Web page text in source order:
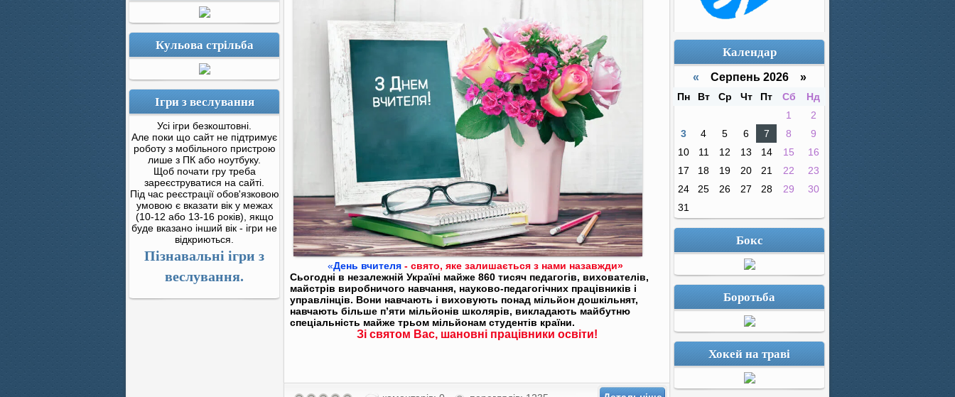
Кульова стрільба
Ігри з веслування
Усі ігри безкоштовні.
Але поки що сайт не підтримує
роботу з мобільного пристрою
лише з ПК або ноутбуку.
Щоб почати гру треба
зареєструватися на сайті.
Під час реєстрації обов'язковою
умовою є вказати вік у межах
(10-12 або 13-16 років), якщо
буде вказано інший вік - ігри не
відкриються.
Пізнавальні ігри з
веслування.
«День вчителя - свято, яке залишається з нами назавжди»
Сьогодні в незалежній Україні майже 860 тисяч педагогів, вихователів,
майстрів виробничого навчання, науково-педагогічних працівників і
управлінців. Вони навчають і виховують понад мільйон дошкільнят,
навчають більше п’яти мільйонів школярів, викладають майбутню
спеціальність майже трьом мільйонам студентів країни.
Зі святом Вас, шановні працівники освіти!
Календар
« Серпень 2026 »
Пн Вт Ср Чт Пт Сб
Нд
1
2
3
4 5 6 7 8
9
10
11 12 13 14 15
16
17
18 19 20 21 22
23
24
25 26 27 28 29
30
31
Бокс
Боротьба
Хокей на траві